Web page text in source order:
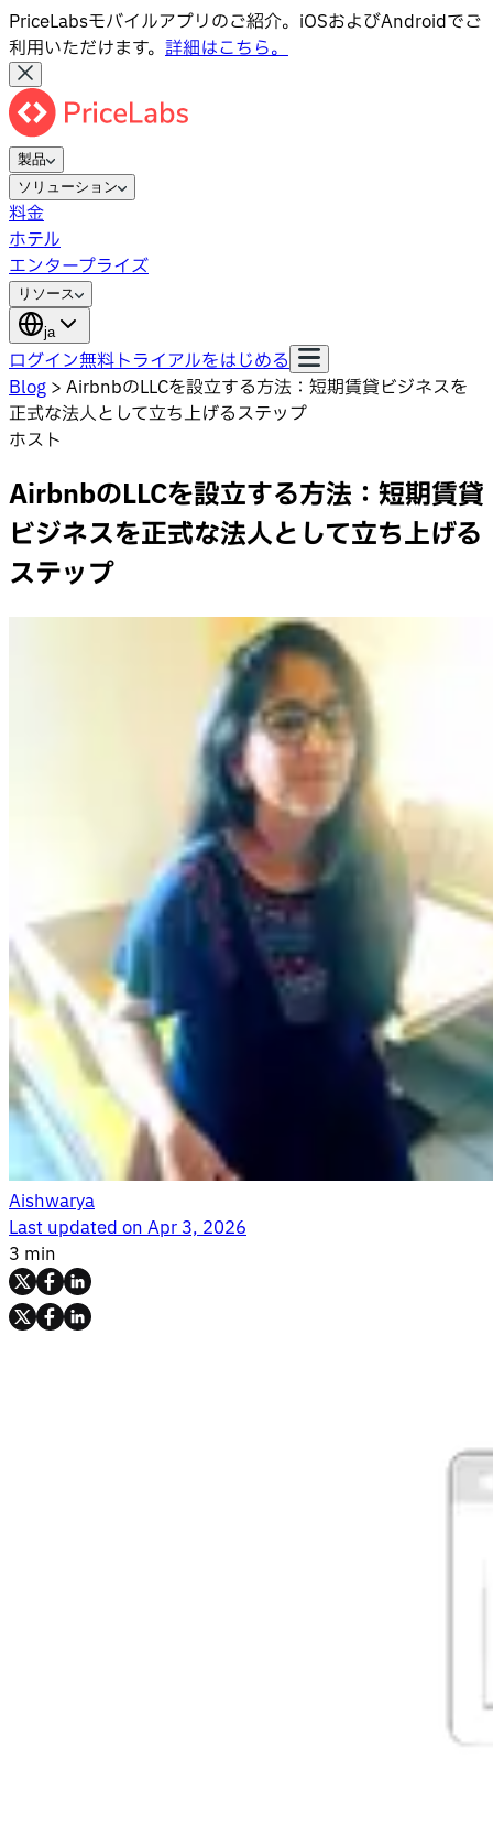
PriceLabsモバイルアプリのご紹介。iOSおよびAndroidでご
利用いただけます。 詳細はこちら。
製品
ソリューション
料金
ホテル
エンタープライズ
リソース
ja
ログイン無料トライアルをはじめる
Blog > AirbnbのLLCを設立する方法：短期賃貸ビジネスを
正式な法人として立ち上げるステップ
ホスト
AirbnbのLLCを設立する方法：短期賃貸
ビジネスを正式な法人として立ち上げる
ステップ
Aishwarya
Last updated onApr 3, 2026
3 min